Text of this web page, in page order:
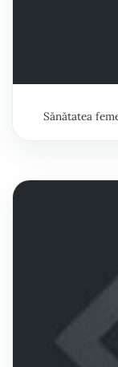
Sănătatea